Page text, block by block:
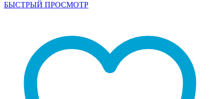
БЫСТРЫЙ ПРОСМОТР